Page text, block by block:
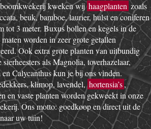
kweken wijhaagplanten zoals
beuk, bamboe, laurier, hulst en coniferen
tot 3 meter. Buxus bollen en kegels in de
maten worden in zeer grote getallen
Ook extra grote planten van uitbundig
sierheesters als Magnolia, toverhazelaar,
Calycanthus kun je bij ons vinden.
klimop, lavendel,hortensia’s,
en vaste planten worden gekweekt in onze
Ons motto: goedkoop en direct uit de
uw tuin!